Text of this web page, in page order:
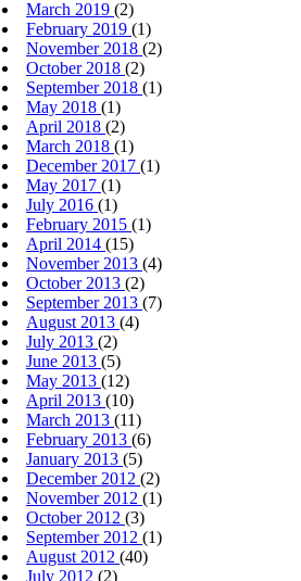
March 2019 (2)
February 2019 (1)
November 2018 (2)
October 2018 (2)
September 2018 (1)
May 2018 (1)
April 2018 (2)
March 2018 (1)
December 2017 (1)
May 2017 (1)
July 2016 (1)
February 2015 (1)
April 2014 (15)
November 2013 (4)
October 2013 (2)
September 2013 (7)
August 2013 (4)
July 2013 (2)
June 2013 (5)
May 2013 (12)
April 2013 (10)
March 2013 (11)
February 2013 (6)
January 2013 (5)
December 2012 (2)
November 2012 (1)
October 2012 (3)
September 2012 (1)
August 2012 (40)
July 2012 (2)